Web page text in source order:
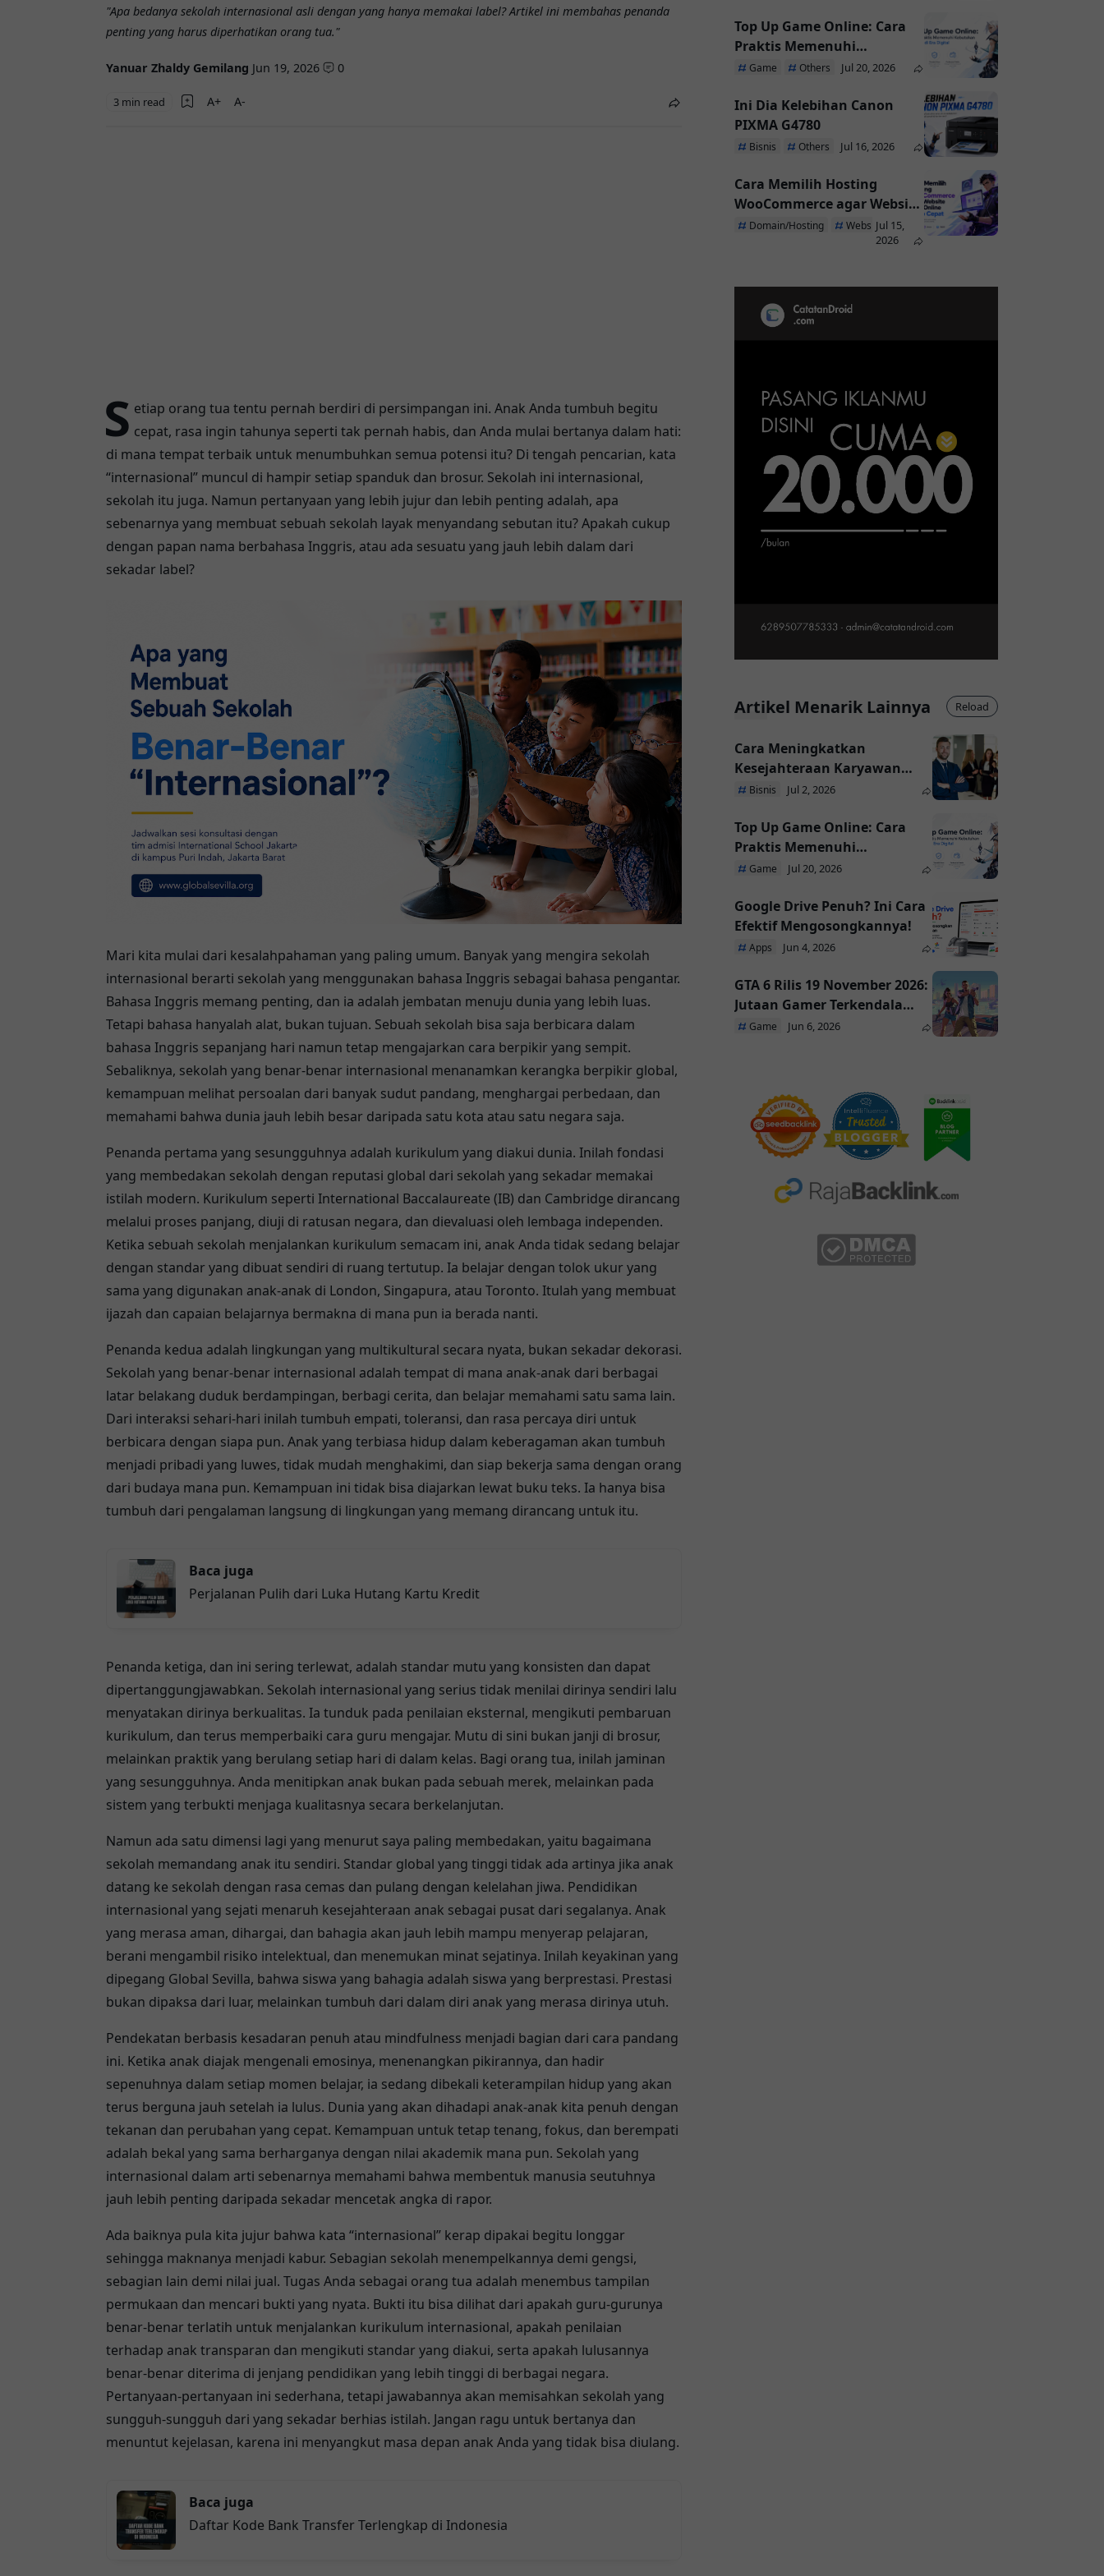
"Apa bedanya sekolah internasional asli dengan yang hanya memakai label? Artikel ini membahas penanda
penting yang harus diperhatikan orang tua."
Yanuar Zhaldy Gemilang Jun 19, 2026 0
3 min read
S etiap orang tua tentu pernah berdiri di persimpangan ini. Anak Anda tumbuh begitu
cepat, rasa ingin tahunya seperti tak pernah habis, dan Anda mulai bertanya dalam hati:
di mana tempat terbaik untuk menumbuhkan semua potensi itu? Di tengah pencarian, kata
“internasional” muncul di hampir setiap spanduk dan brosur. Sekolah ini internasional,
sekolah itu juga. Namun pertanyaan yang lebih jujur dan lebih penting adalah, apa
sebenarnya yang membuat sebuah sekolah layak menyandang sebutan itu? Apakah cukup
dengan papan nama berbahasa Inggris, atau ada sesuatu yang jauh lebih dalam dari
sekadar label?
Mari kita mulai dari kesalahpahaman yang paling umum. Banyak yang mengira sekolah
internasional berarti sekolah yang menggunakan bahasa Inggris sebagai bahasa pengantar.
Bahasa Inggris memang penting, dan ia adalah jembatan menuju dunia yang lebih luas.
Tetapi bahasa hanyalah alat, bukan tujuan. Sebuah sekolah bisa saja berbicara dalam
bahasa Inggris sepanjang hari namun tetap mengajarkan cara berpikir yang sempit.
Sebaliknya, sekolah yang benar-benar internasional menanamkan kerangka berpikir global,
kemampuan melihat persoalan dari banyak sudut pandang, menghargai perbedaan, dan
memahami bahwa dunia jauh lebih besar daripada satu kota atau satu negara saja.
Penanda pertama yang sesungguhnya adalah kurikulum yang diakui dunia. Inilah fondasi
yang membedakan sekolah dengan reputasi global dari sekolah yang sekadar memakai
istilah modern. Kurikulum seperti International Baccalaureate (IB) dan Cambridge dirancang
melalui proses panjang, diuji di ratusan negara, dan dievaluasi oleh lembaga independen.
Ketika sebuah sekolah menjalankan kurikulum semacam ini, anak Anda tidak sedang belajar
dengan standar yang dibuat sendiri di ruang tertutup. Ia belajar dengan tolok ukur yang
sama yang digunakan anak-anak di London, Singapura, atau Toronto. Itulah yang membuat
ijazah dan capaian belajarnya bermakna di mana pun ia berada nanti.
Penanda kedua adalah lingkungan yang multikultural secara nyata, bukan sekadar dekorasi.
Sekolah yang benar-benar internasional adalah tempat di mana anak-anak dari berbagai
latar belakang duduk berdampingan, berbagi cerita, dan belajar memahami satu sama lain.
Dari interaksi sehari-hari inilah tumbuh empati, toleransi, dan rasa percaya diri untuk
berbicara dengan siapa pun. Anak yang terbiasa hidup dalam keberagaman akan tumbuh
menjadi pribadi yang luwes, tidak mudah menghakimi, dan siap bekerja sama dengan orang
dari budaya mana pun. Kemampuan ini tidak bisa diajarkan lewat buku teks. Ia hanya bisa
tumbuh dari pengalaman langsung di lingkungan yang memang dirancang untuk itu.
Baca juga
Perjalanan Pulih dari Luka Hutang Kartu Kredit
Penanda ketiga, dan ini sering terlewat, adalah standar mutu yang konsisten dan dapat
dipertanggungjawabkan. Sekolah internasional yang serius tidak menilai dirinya sendiri lalu
menyatakan dirinya berkualitas. Ia tunduk pada penilaian eksternal, mengikuti pembaruan
kurikulum, dan terus memperbaiki cara guru mengajar. Mutu di sini bukan janji di brosur,
melainkan praktik yang berulang setiap hari di dalam kelas. Bagi orang tua, inilah jaminan
yang sesungguhnya. Anda menitipkan anak bukan pada sebuah merek, melainkan pada
sistem yang terbukti menjaga kualitasnya secara berkelanjutan.
Namun ada satu dimensi lagi yang menurut saya paling membedakan, yaitu bagaimana
sekolah memandang anak itu sendiri. Standar global yang tinggi tidak ada artinya jika anak
datang ke sekolah dengan rasa cemas dan pulang dengan kelelahan jiwa. Pendidikan
internasional yang sejati menaruh kesejahteraan anak sebagai pusat dari segalanya. Anak
yang merasa aman, dihargai, dan bahagia akan jauh lebih mampu menyerap pelajaran,
berani mengambil risiko intelektual, dan menemukan minat sejatinya. Inilah keyakinan yang
dipegang Global Sevilla, bahwa siswa yang bahagia adalah siswa yang berprestasi. Prestasi
bukan dipaksa dari luar, melainkan tumbuh dari dalam diri anak yang merasa dirinya utuh.
Pendekatan berbasis kesadaran penuh atau mindfulness menjadi bagian dari cara pandang
ini. Ketika anak diajak mengenali emosinya, menenangkan pikirannya, dan hadir
sepenuhnya dalam setiap momen belajar, ia sedang dibekali keterampilan hidup yang akan
terus berguna jauh setelah ia lulus. Dunia yang akan dihadapi anak-anak kita penuh dengan
tekanan dan perubahan yang cepat. Kemampuan untuk tetap tenang, fokus, dan berempati
adalah bekal yang sama berharganya dengan nilai akademik mana pun. Sekolah yang
internasional dalam arti sebenarnya memahami bahwa membentuk manusia seutuhnya
jauh lebih penting daripada sekadar mencetak angka di rapor.
Ada baiknya pula kita jujur bahwa kata “internasional” kerap dipakai begitu longgar
sehingga maknanya menjadi kabur. Sebagian sekolah menempelkannya demi gengsi,
sebagian lain demi nilai jual. Tugas Anda sebagai orang tua adalah menembus tampilan
permukaan dan mencari bukti yang nyata. Bukti itu bisa dilihat dari apakah guru-gurunya
benar-benar terlatih untuk menjalankan kurikulum internasional, apakah penilaian
terhadap anak transparan dan mengikuti standar yang diakui, serta apakah lulusannya
benar-benar diterima di jenjang pendidikan yang lebih tinggi di berbagai negara.
Pertanyaan-pertanyaan ini sederhana, tetapi jawabannya akan memisahkan sekolah yang
sungguh-sungguh dari yang sekadar berhias istilah. Jangan ragu untuk bertanya dan
menuntut kejelasan, karena ini menyangkut masa depan anak Anda yang tidak bisa diulang.
Baca juga
Daftar Kode Bank Transfer Terlengkap di Indonesia
Top Up Game Online: Cara
Praktis Memenuhi
Kebutuhan Pemain di Era
Game Others Jul 20, 2026
Ini Dia Kelebihan Canon
PIXMA G4780
Bisnis Others Jul 16, 2026
Cara Memilih Hosting
WooCommerce agar Website
Toko Online Tetap Cepat
Domain/Hosting WebsiteJul 15,
2026
Artikel Menarik Lainnya
Cara Meningkatkan
Kesejahteraan Karyawan
Melalui Program yang Tepat
Bisnis Jul 2, 2026
Top Up Game Online: Cara
Praktis Memenuhi
Kebutuhan Pemain di Era
Game Jul 20, 2026
Google Drive Penuh? Ini Cara
Efektif Mengosongkannya!
Apps Jun 4, 2026
GTA 6 Rilis 19 November 2026:
Jutaan Gamer Terkendala
Akses dan Industri Game
Game Jun 6, 2026
Reload